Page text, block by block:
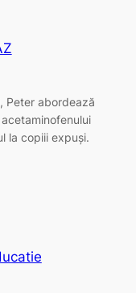
Peter abordează
la copiii expuși.